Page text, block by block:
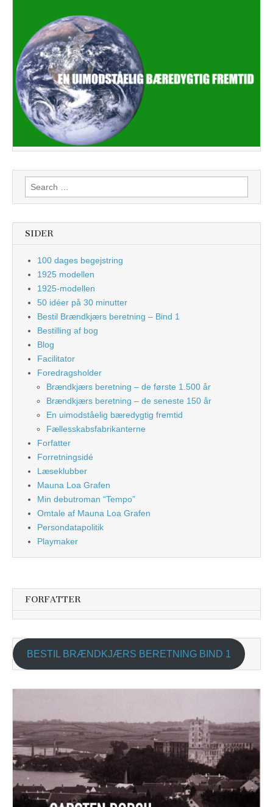
Search
for:
SIDER
100 dages begejstring
1925 modellen
1925-modellen
50 idéer på 30 minutter
Bestil Brændkjærs beretning – Bind 1
Bestilling af bog
Blog
Facilitator
Foredragsholder
Brændkjærs beretning – de første 1.500 år
Brændkjærs beretning – de seneste 150 år
En uimodståelig bæredygtig fremtid
Fællesskabsfabrikanterne
Forfatter
Forretningsidé
Læseklubber
Mauna Loa Grafen
Min debutroman “Tempo”
Omtale af Mauna Loa Grafen
Persondatapolitik
Playmaker
FORFATTER
BESTIL BRÆNDKJÆRS BERETNING BIND 1